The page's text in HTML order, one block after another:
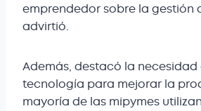
emprendedor sobre la gestión
advirtió.
Además, destacó la necesidad
tecnología para mejorar la
mayoría de las mipymes